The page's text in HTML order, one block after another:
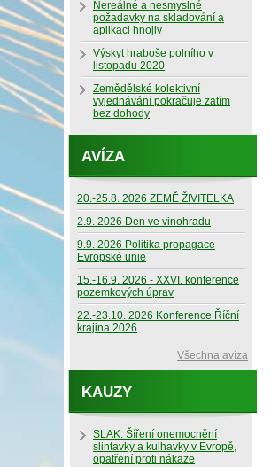
Nereálné a nesmyslné
požadavky na skladování a
aplikaci hnojiv
Výskyt hraboše polního v
listopadu 2020
Zemědělské kolektivní
vyjednávání pokračuje zatím
bez dohody
AVÍZA
20.-25.8. 2026 ZEMĚ ŽIVITELKA
2.9. 2026 Den ve vinohradu
9.9. 2026 Politika propagace
Evropské unie
15.-16.9. 2026 - XXVI. konference
pozemkových úprav
22.-23.10. 2026 Konference Říční
krajina 2026
Všechna avíza
KAUZY
SLAK: Šíření onemocnění
slintavky a kulhavky v Evropě,
opatření proti nákaze